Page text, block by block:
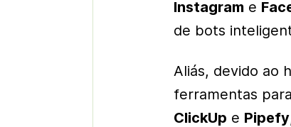
Instagram e
de bots
Aliás, devido ao
ferramentas
ClickUp e Pipefy